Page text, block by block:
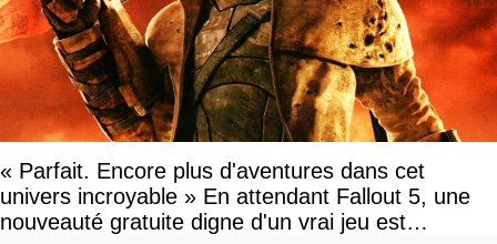
« Parfait. Encore plus d'aventures dans cet
univers incroyable » En attendant Fallout 5, une
nouveauté gratuite digne d'un vrai jeu est